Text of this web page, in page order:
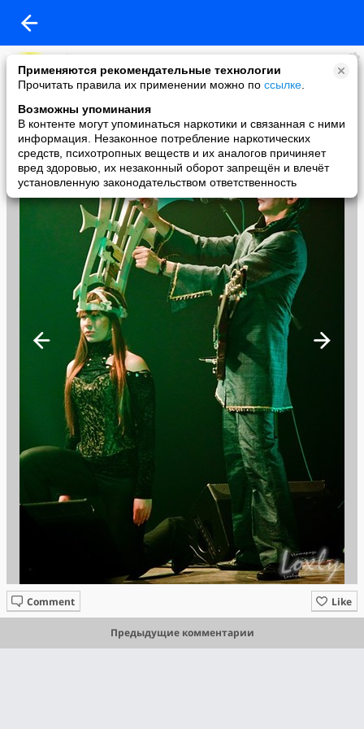
Применяются рекомендательные технологии
Прочитать правила их применении можно по ссылке
Возможны упоминания
В контенте могут упоминаться наркотики и связанная с ними
информация. Незаконное потребление наркотических
средств, психотропных веществ и их аналогов причиняет
вред здоровью, их незаконный оборот запрещён и влечёт
установленную законодательством ответственность
Loxly
added a photo
02 Apr в 18:47
Like
Comment
Предыдущие комментарии